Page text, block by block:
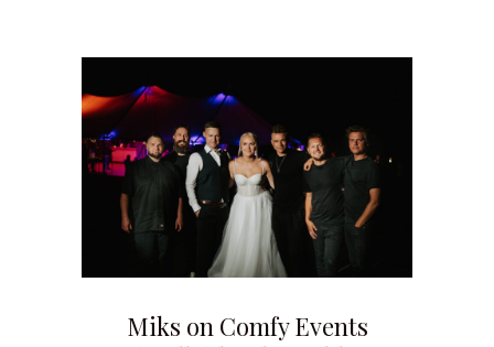
Miks on Comfy Events